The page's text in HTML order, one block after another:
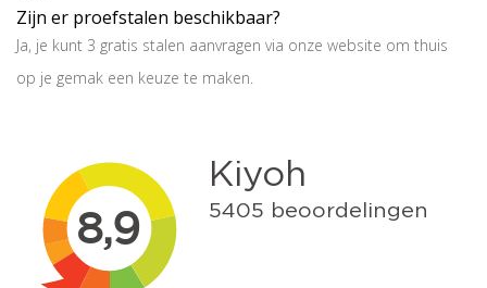
Zijn er proefstalen beschikbaar?
Ja, je kunt 3 gratis stalen aanvragen via onze website om thuis
op je gemak een keuze te maken.